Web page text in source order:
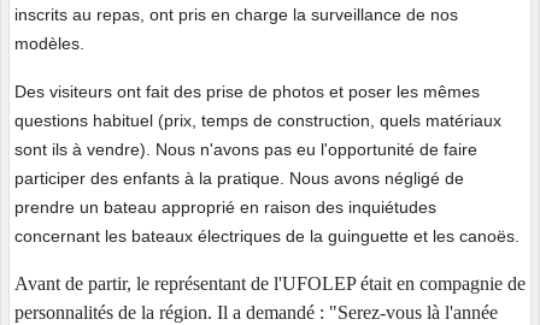
inscrits au repas, ont pris en charge la surveillance de nos
modèles.
Des visiteurs ont fait des prise de photos et poser les mêmes
questions habituel (prix, temps de construction, quels matériaux
sont ils à vendre). Nous n'avons pas eu l'opportunité de faire
participer des enfants à la pratique. Nous avons négligé de
prendre un bateau approprié en raison des inquiétudes
concernant les bateaux électriques de la guinguette et les canoës.
Avant de partir, le représentant de l'UFOLEP était en compagnie de
personnalités de la région. Il a demandé : "Serez-vous là l'année